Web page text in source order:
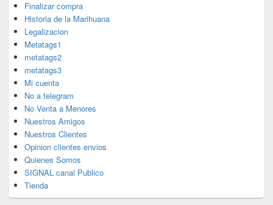
Finalizar compra
Historia de la Marihuana
Legalizacion
Metatags1
metatags2
metatags3
Mi cuenta
No a telegram
No Venta a Menores
Nuestros Amigos
Nuestros Clientes
Opinion clientes envios
Quienes Somos
SIGNAL canal Publico
Tienda